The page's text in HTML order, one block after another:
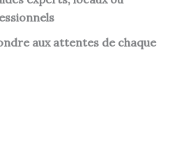
aux attentes de chaque